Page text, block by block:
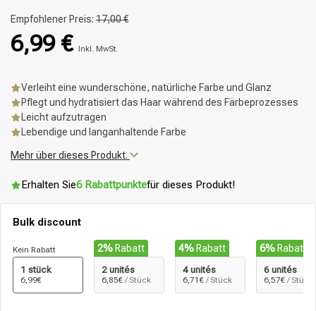
Empfohlener Preis: 17,00 €
6,99 € Inkl. MwSt.
Verleiht eine wunderschöne, natürliche Farbe und Glanz
Pflegt und hydratisiert das Haar während des Färbeprozesses
Leicht aufzutragen
Lebendige und langanhaltende Farbe
Mehr über dieses Produkt.
Erhalten Sie6 Rabattpunktefür dieses Produkt!
Bulk discount
Kein Rabatt
1 stück
6,99€
2% Rabatt
2 unités
6,85€ / Stück
4% Rabatt
4 unités
6,71€ / Stück
6% Rabatt
6 unités
6,57€ / Stück